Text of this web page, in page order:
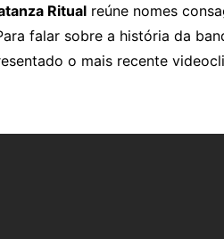
Ritual reúne nomes
falar sobre a história da
o mais recente